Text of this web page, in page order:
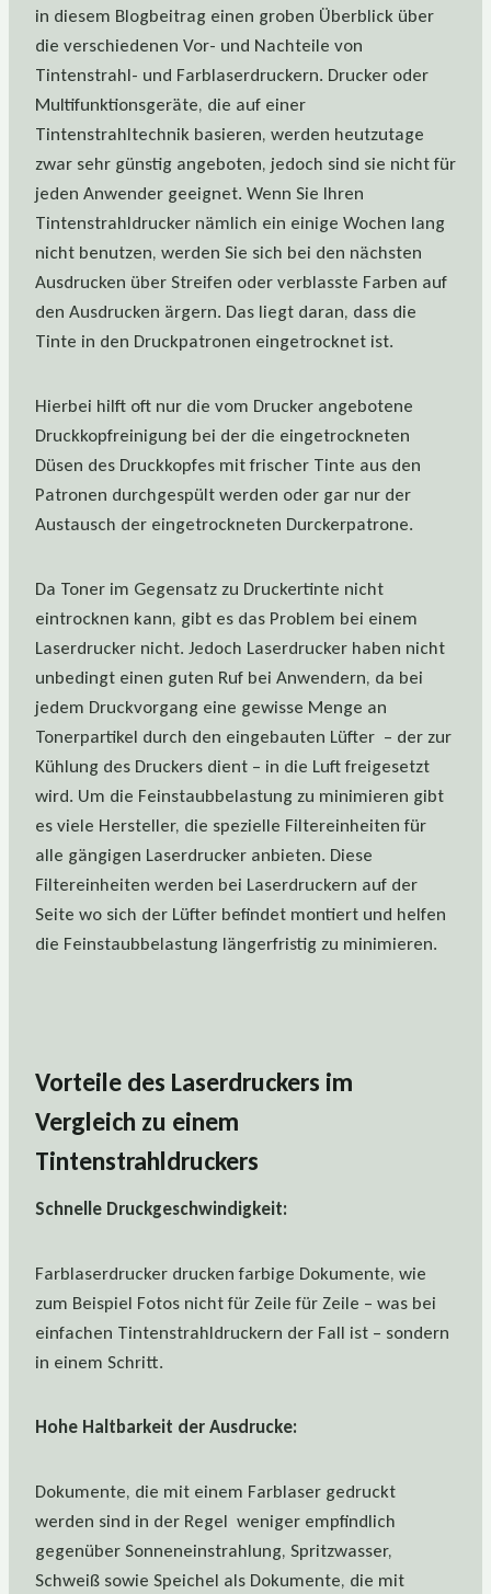
in diesem Blogbeitrag einen groben Überblick über
die verschiedenen Vor- und Nachteile von
Tintenstrahl- und Farblaserdruckern. Drucker oder
Multifunktionsgeräte, die auf einer
Tintenstrahltechnik basieren, werden heutzutage
zwar sehr günstig angeboten, jedoch sind sie nicht für
jeden Anwender geeignet. Wenn Sie Ihren
Tintenstrahldrucker nämlich ein einige Wochen lang
nicht benutzen, werden Sie sich bei den nächsten
Ausdrucken über Streifen oder verblasste Farben auf
den Ausdrucken ärgern. Das liegt daran, dass die
Tinte in den Druckpatronen eingetrocknet ist.
Hierbei hilft oft nur die vom Drucker angebotene
Druckkopfreinigung bei der die eingetrockneten
Düsen des Druckkopfes mit frischer Tinte aus den
Patronen durchgespült werden oder gar nur der
Austausch der eingetrockneten Durckerpatrone.
Da Toner im Gegensatz zu Druckertinte nicht
eintrocknen kann, gibt es das Problem bei einem
Laserdrucker nicht. Jedoch Laserdrucker haben nicht
unbedingt einen guten Ruf bei Anwendern, da bei
jedem Druckvorgang eine gewisse Menge an
Tonerpartikel durch den eingebauten Lüfter – der zur
Kühlung des Druckers dient – in die Luft freigesetzt
wird. Um die Feinstaubbelastung zu minimieren gibt
es viele Hersteller, die spezielle Filtereinheiten für
alle gängigen Laserdrucker anbieten. Diese
Filtereinheiten werden bei Laserdruckern auf der
Seite wo sich der Lüfter befindet montiert und helfen
die Feinstaubbelastung längerfristig zu minimieren.
Vorteile des Laserdruckers im
Vergleich zu einem
Tintenstrahldruckers
Schnelle Druckgeschwindigkeit:
Farblaserdrucker drucken farbige Dokumente, wie
zum Beispiel Fotos nicht für Zeile für Zeile – was bei
einfachen Tintenstrahldruckern der Fall ist – sondern
in einem Schritt.
Hohe Haltbarkeit der Ausdrucke:
Dokumente, die mit einem Farblaser gedruckt
werden sind in der Regel weniger empfindlich
gegenüber Sonneneinstrahlung, Spritzwasser,
Schweiß sowie Speichel als Dokumente, die mit